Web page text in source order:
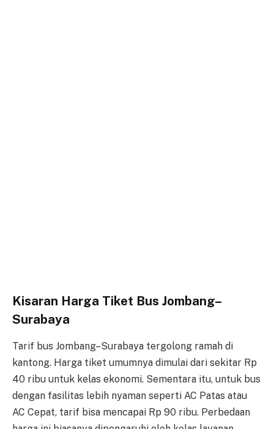
Kisaran Harga Tiket Bus Jombang–
Surabaya
Tarif bus Jombang–Surabaya tergolong ramah di
kantong. Harga tiket umumnya dimulai dari sekitar Rp
40 ribu untuk kelas ekonomi. Sementara itu, untuk bus
dengan fasilitas lebih nyaman seperti AC Patas atau
AC Cepat, tarif bisa mencapai Rp 90 ribu. Perbedaan